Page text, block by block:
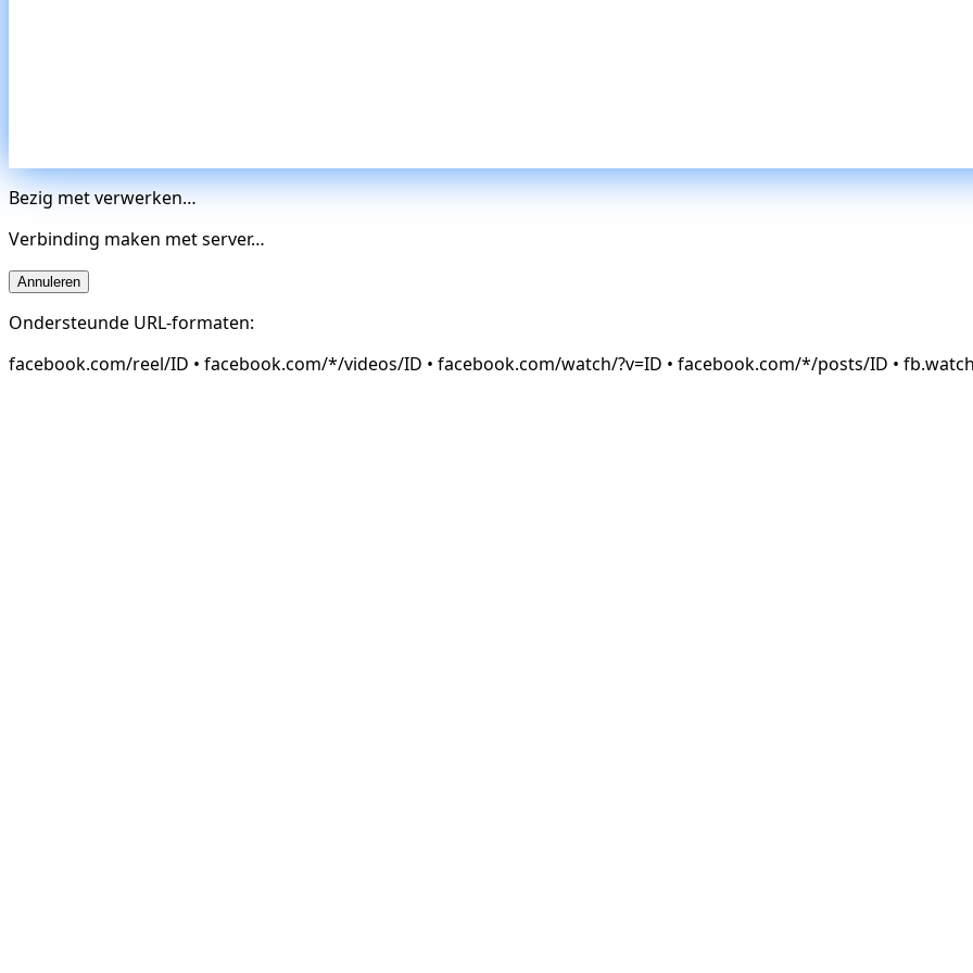
Bezig met verwerken…
Verbinding maken met server…
Annuleren
Ondersteunde URL-formaten:
facebook.com/reel/ID • facebook.com/*/videos/ID • facebook.com/watch/?v=ID • facebook.com/*/posts/ID •